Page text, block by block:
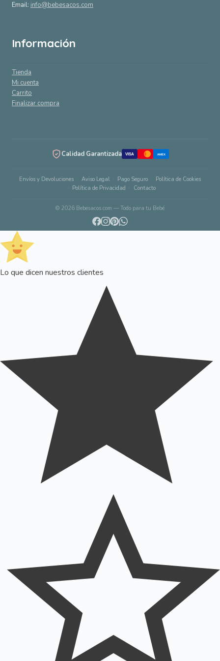
Email: info@bebesacos.com
Información
Tienda
Mi cuenta
Carrito
Finalizar compra
Calidad Garantizada VISA AMEX
Envíos y Devoluciones Aviso Legal Pago Seguro
Política de Cookies
Política de Privacidad
Contacto
© 2026 Bebesacos.com — Todo para tu Bebé
Lo que dicen nuestros clientes